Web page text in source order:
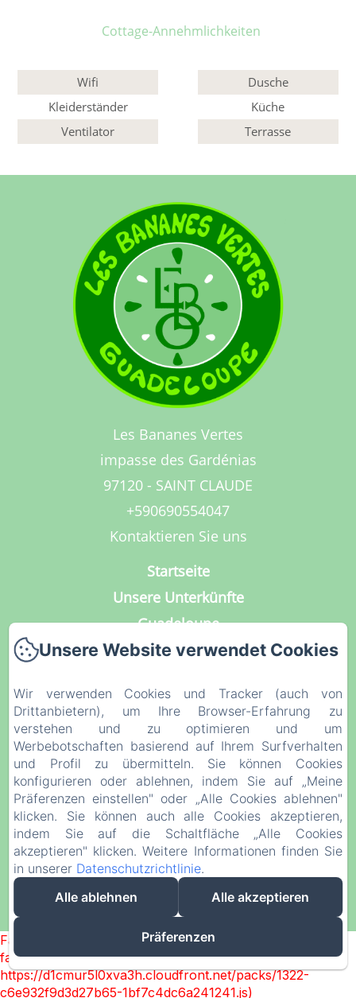
Cottage-Annehmlichkeiten
Wifi
Kleiderständer
Ventilator
Dusche
Küche
Terrasse
Les Bananes Vertes
impasse des Gardénias
97120 - SAINT CLAUDE
+590690554047
Kontaktieren Sie uns
Startseite
Unsere Unterkünfte
Guadeloupe
Leistungen
Kontakt
Unser Blog
Rechtliche Informationen
Datenschutzerklärung
Rechtliche Informationen
Cookie-Informationen
EN
NL
Powered mit Amenitiz
Failed to load BookingEngine/index: Loading chunk 1322
failed. (missing:
https://d1cmur5l0xva3h.cloudfront.net/packs/1322-
c6e932f9d3d27b65-1bf7c4dc6a241241.js)
Unsere Website verwendet Cookies
Wir verwenden Cookies und Tracker (auch von
Drittanbietern), um Ihre Browser-Erfahrung zu
verstehen und zu optimieren und um
Werbebotschaften basierend auf Ihrem Surfverhalten
und Profil zu übermitteln. Sie können Cookies
konfigurieren oder ablehnen, indem Sie auf „Meine
Präferenzen einstellen" oder „Alle Cookies ablehnen"
klicken. Sie können auch alle Cookies akzeptieren,
indem Sie auf die Schaltfläche „Alle Cookies
akzeptieren" klicken. Weitere Informationen finden Sie
in unserer Datenschutzrichtlinie.
Alle ablehnen
Alle akzeptieren
Präferenzen